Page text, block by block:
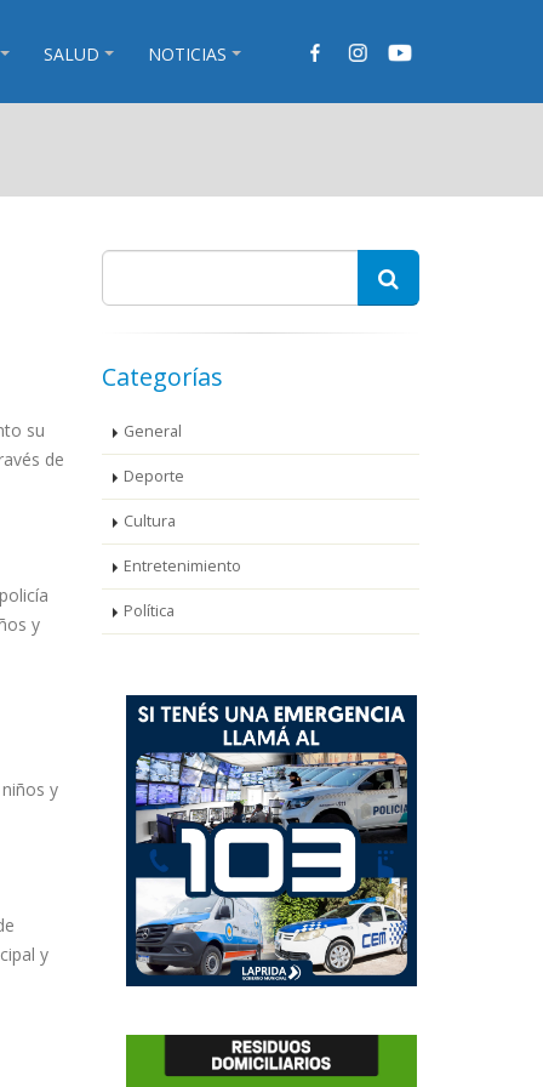
SALUD NOTICIAS
su
de
y
y
y
Categorías
General
Deporte
Cultura
Entretenimiento
Política